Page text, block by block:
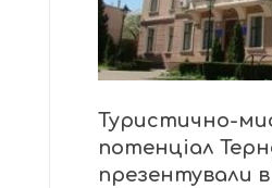
Туристично-
потенціал
презентували в